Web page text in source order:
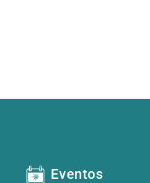
Eventos